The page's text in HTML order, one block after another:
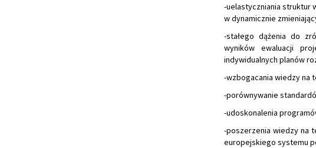
-uelastyczniania struktur
w dynamicznie
-stałego dążenia do
wyników ewaluacji
indywidualnych planów
-wzbogacania wiedzy na
-porównywanie
-udoskonalenia
-poszerzenia wiedzy na
europejskiego systemu